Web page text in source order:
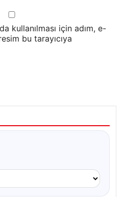
kullanılması için adım, e-
bu tarayıcıya